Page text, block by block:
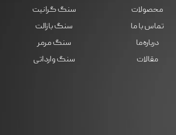
محصولات
تماس با ما
درباره‌ما
مقالات
سنگ گرانیت
سنگ بازالت
سنگ مرمر
سنگ وارداتی